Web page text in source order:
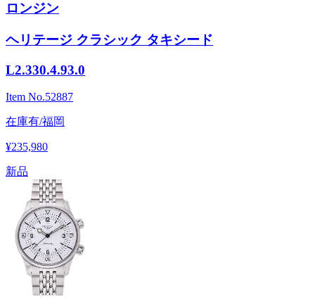
ロンジン
ヘリテージ クラシック タキシード
L2.330.4.93.0
Item No.52887
在庫有/福岡
¥235,980
新品